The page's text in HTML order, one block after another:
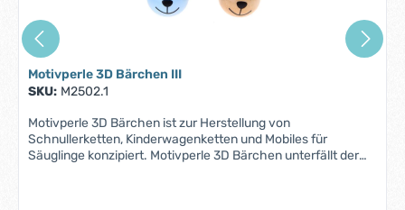
Motivperle 3D Bärchen III
SKU: M2502.1
Motivperle 3D Bärchen ist zur Herstellung von
Schnullerketten, Kinderwagenketten und Mobiles für
Säuglinge konzipiert. Motivperle 3D Bärchen unterfällt der